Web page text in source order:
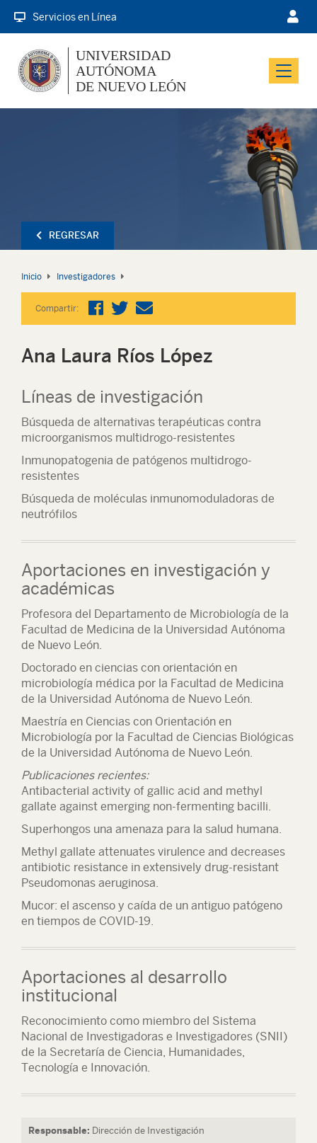
Servicios en Línea
Menu
UNIVERSIDAD
AUTÓNOMA
DE NUEVO LEÓN
REGRESAR
Inicio Investigadores
Compartir:
Ana Laura Ríos López
Líneas de investigación
Búsqueda de alternativas terapéuticas contra
microorganismos multidrogo-resistentes
Inmunopatogenia de patógenos multidrogo-
resistentes
Búsqueda de moléculas inmunomoduladoras de
neutrófilos
Aportaciones en investigación y
académicas
Profesora del Departamento de Microbiología de la
Facultad de Medicina de la Universidad Autónoma
de Nuevo León.
Doctorado en ciencias con orientación en
microbiología médica por la Facultad de Medicina
de la Universidad Autónoma de Nuevo León.
Maestría en Ciencias con Orientación en
Microbiología por la Facultad de Ciencias Biológicas
de la Universidad Autónoma de Nuevo León.
Publicaciones recientes:
Antibacterial activity of gallic acid and methyl
gallate against emerging non-fermenting bacilli.
Superhongos una amenaza para la salud humana.
Methyl gallate attenuates virulence and decreases
antibiotic resistance in extensively drug-resistant
Pseudomonas aeruginosa.
Mucor: el ascenso y caída de un antiguo patógeno
en tiempos de COVID-19.
Aportaciones al desarrollo
institucional
Reconocimiento como miembro del Sistema
Nacional de Investigadoras e Investigadores (SNII)
de la Secretaría de Ciencia, Humanidades,
Tecnología e Innovación.
Responsable: Dirección de Investigación